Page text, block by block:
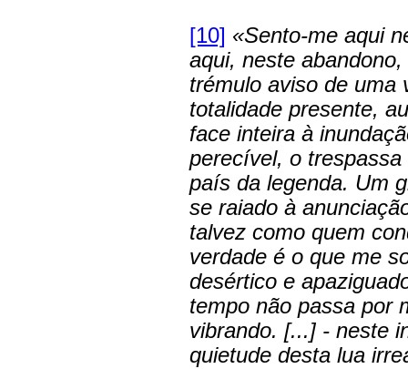
[10] «Sento-me aqui
aqui, neste
trémulo aviso de uma
totalidade presente,
face inteira à
perecível, o
país da legenda. Um
se raiado à
talvez como quem
verdade é o que me
desértico e
tempo não passa por
vibrando. [...] - neste
quietude desta lua